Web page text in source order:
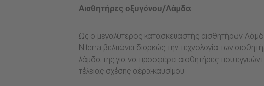
Αισθητήρες οξυγόνου/Λάμδα
Ως ο μεγαλύτερος κατασκευαστής αισθητήρων
Niterra βελτιώνει διαρκώς την τεχνολογία των
λάμδα της για να προσφέρει αισθητήρες που
τέλειας σχέσης αέρα-καυσίμου.